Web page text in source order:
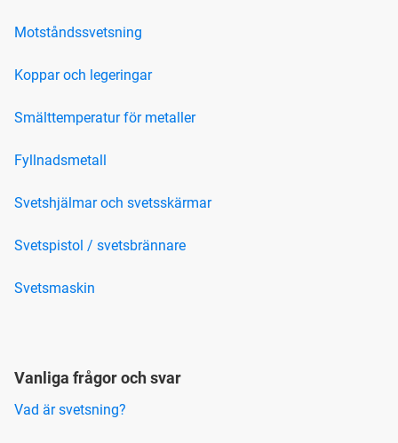
Motståndssvetsning
Koppar och legeringar
Smälttemperatur för metaller
Fyllnadsmetall
Svetshjälmar och svetsskärmar
Svetspistol / svetsbrännare
Svetsmaskin
Vanliga frågor och svar
Vad är svetsning?